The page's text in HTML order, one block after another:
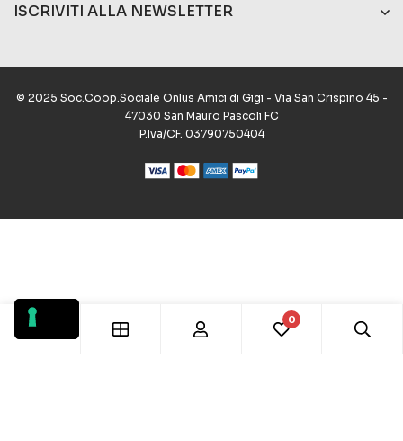
ISCRIVITI ALLA NEWSLETTER
© 2025 Soc.Coop.Sociale Onlus Amici di Gigi - Via San Crispino 45 -
47030 San Mauro Pascoli FC
P.Iva/CF. 03790750404
0